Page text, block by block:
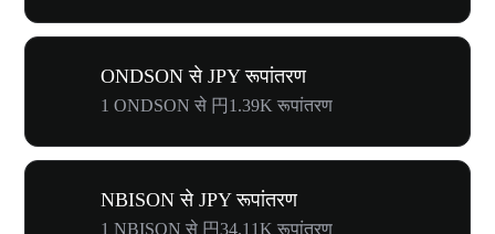
ONDSON से JPY रूपांतरण
1 ONDSON से 円1.39K रूपांतरण
NBISON से JPY रूपांतरण
1 NBISON से 円34.11K रूपांतरण